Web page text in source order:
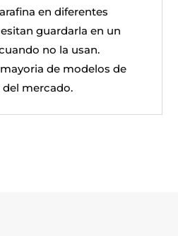
en diferentes
guardarla en un
no la usan.
de modelos de
del mercado.